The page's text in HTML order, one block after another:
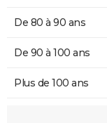
De 80 à 90 ans
De 90 à 100 ans
Plus de 100 ans